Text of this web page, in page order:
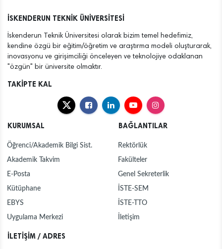
İSKENDERUN TEKNİK ÜNİVERSİTESİ
İskenderun Teknik Üniversitesi olarak bizim temel hedefimiz,
kendine özgü bir eğitim/öğretim ve araştırma modeli oluşturarak,
inovasyonu ve girişimciliği önceleyen ve teknolojiye odaklanan
"özgün" bir üniversite olmaktır.
TAKİPTE KAL
KURUMSAL
Öğrenci/Akademik Bilgi Sist.
Akademik Takvim
E-Posta
Kütüphane
EBYS
Uygulama Merkezi
BAĞLANTILAR
Rektörlük
Fakülteler
Genel Sekreterlik
İSTE-SEM
İSTE-TTO
İletişim
İLETİŞİM / ADRES